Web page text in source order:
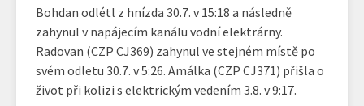
Bohdan odlétl z hnízda 30.7. v 15:18 a následně
zahynul v napájecím kanálu vodní elektrárny.
Radovan (CZP CJ369) zahynul ve stejném místě po
svém odletu 30.7. v 5:26. Amálka (CZP CJ371) přišla o
život při kolizi s elektrickým vedením 3.8. v 9:17.